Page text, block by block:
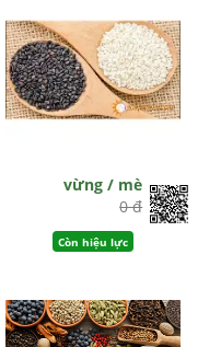
vừng / mè
0 đ
Còn hiệu lực